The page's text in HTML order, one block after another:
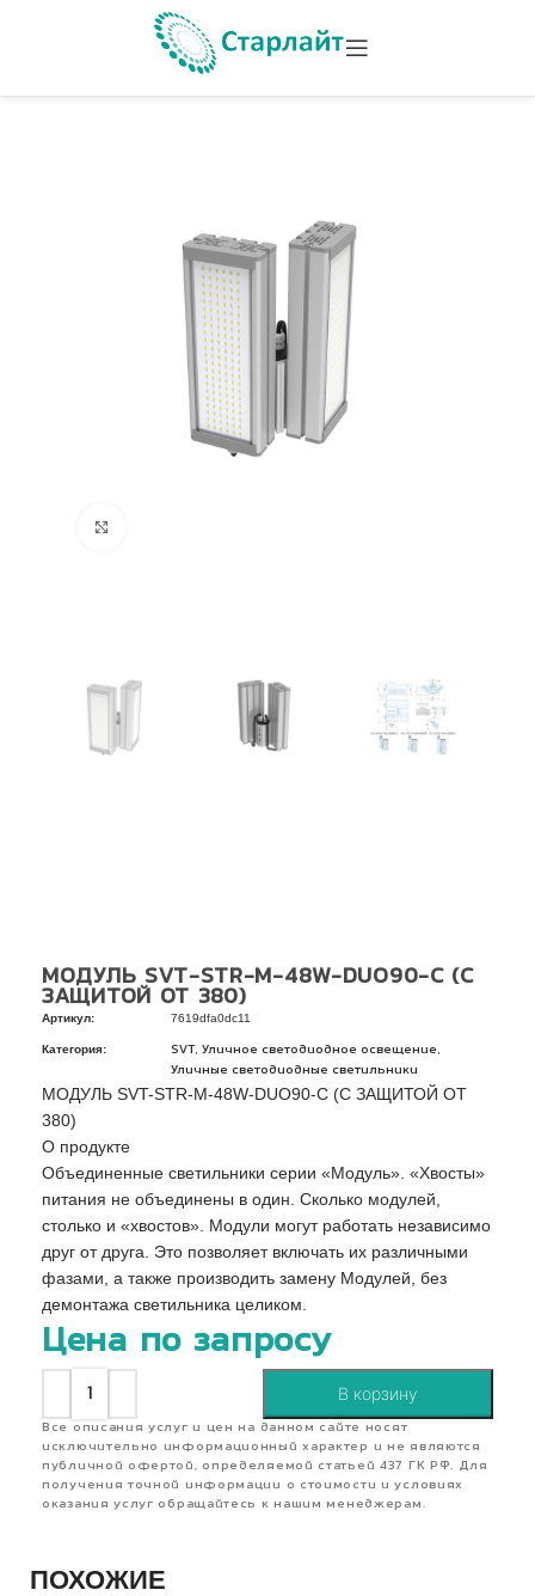
МОДУЛЬ SVT-STR-M-48W-DUO90-C (С
ЗАЩИТОЙ ОТ 380)
Артикул: 7619dfa0dc11
Категория: SVT, Уличное светодиодное освещение
Уличные светодиодные светильники
МОДУЛЬ SVT-STR-M-48W-DUO90-C (С ЗАЩИТОЙ ОТ
380)
О продукте
Объединенные светильники серии «Модуль». «Хвосты»
питания не объединены в один. Сколько модулей,
столько и «хвостов». Модули могут работать независимо
друг от друга. Это позволяет включать их различными
фазами, а также производить замену Модулей, без
демонтажа светильника целиком.
Цена по запросу
В корзину
Все описания услуг и цен на данном сайте носят
исключительно информационный характер и не являются
публичной офертой, определяемой статьей 437 ГК РФ. Для
получения точной информации о стоимости и условиях
оказания услуг обращайтесь к нашим менеджерам.
ПОХОЖИЕ